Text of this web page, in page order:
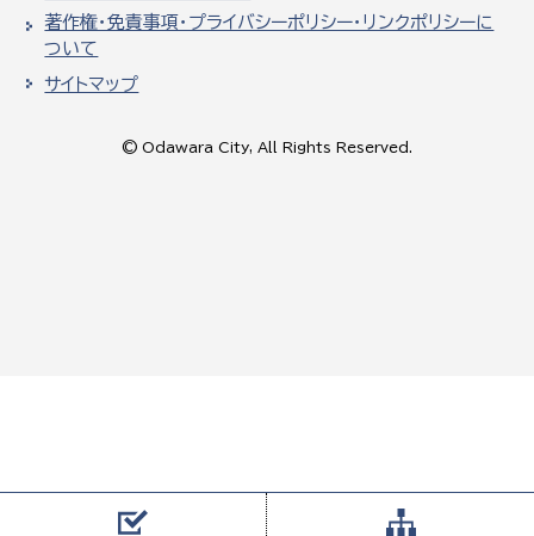
著作権・免責事項・プライバシーポリシー・リンクポリシーに
ついて
サイトマップ
© Odawara City, All Rights Reserved.